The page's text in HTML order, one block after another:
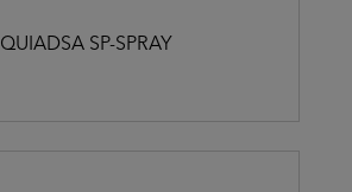
QUIADSA SP-SPRAY